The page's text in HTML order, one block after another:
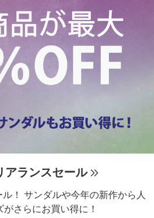
アランスセール
！ サンダルや今年の新作から人
さらにお買い得に！